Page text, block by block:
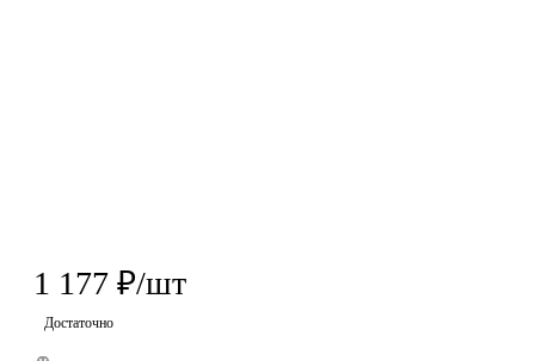
1 177 ₽/шт
Достаточно